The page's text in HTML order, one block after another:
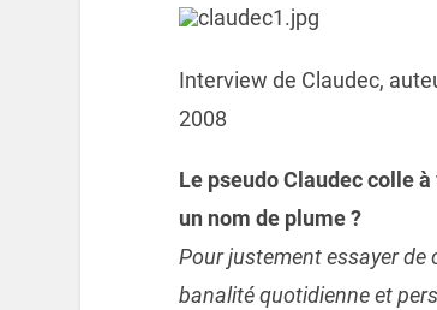
Interview de Claudec,
2008
Le pseudo Claudec colle
un nom de plume ?
Pour justement essayer de
banalité quotidienne et